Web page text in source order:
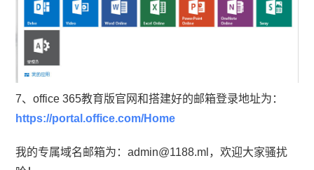
7、office 365教育版官网和搭建好的邮箱登录地址为：
https://portal.office.com/Home
我的专属域名邮箱为：admin@1188.ml ，欢迎大家骚扰